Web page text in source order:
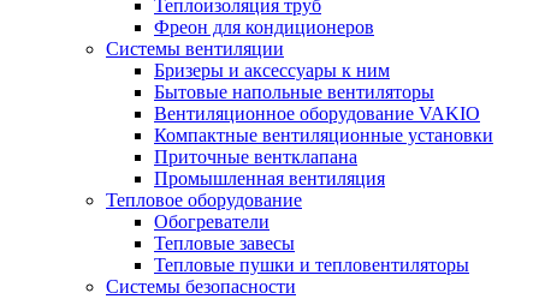
Теплоизоляция труб
Фреон для кондиционеров
Системы вентиляции
Бризеры и аксессуары к ним
Бытовые напольные вентиляторы
Вентиляционное оборудование VAKIO
Компактные вентиляционные установки
Приточные вентклапана
Промышленная вентиляция
Тепловое оборудование
Обогреватели
Тепловые завесы
Тепловые пушки и тепловентиляторы
Системы безопасности